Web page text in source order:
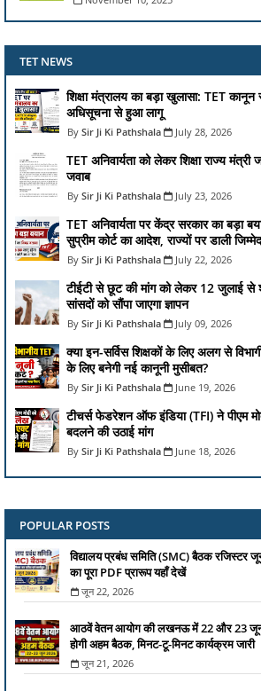
TET NEWS
शिक्षा मंत्रालय का बड़ा खुलासा: TET
अधिसूचना से हुआ लागू
Sir Ji Ki Pathshala July 28, 2026
TET अनिवार्यता को लेकर शिक्षा राज्य
जवाब
Sir Ji Ki Pathshala July 23, 2026
TET अनिवार्यता पर केंद्र सरकार का बड़ा
सुप्रीम कोर्ट का आदेश, राज्यों पर डाली
Sir Ji Ki Pathshala July 22, 2026
टीईटी से छूट की मांग को लेकर 12 जुलाई से
सांसदों को सौंपा जाएगा ज्ञापन
Sir Ji Ki Pathshala July 09, 2026
क्या इन-सर्विस शिक्षकों के लिए अलग से
के लिए बनेगी नई कानूनी मुसीबत?
Sir Ji Ki Pathshala June 19, 2026
टीचर्स फेडरेशन ऑफ इंडिया (TFI) ने पीएम
बदलने की उठाई मांग
Sir Ji Ki Pathshala June 18, 2026
POPULAR POSTS
विद्यालय प्रबंध समिति (SMC) बैठक रजिस्टर
का पूरा PDF प्रारूप यहाँ देखें
जून 22, 2026
आठवें वेतन आयोग की लखनऊ में 22 और 23 जून
होगी अहम बैठक, मिनट-टू-मिनट कार्यक्रम जारी
जून 21, 2026